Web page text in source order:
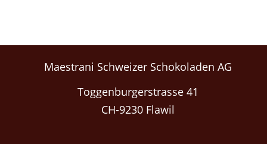
Maestrani Schweizer Schokoladen AG
Toggenburgerstrasse 41
CH-9230 Flawil